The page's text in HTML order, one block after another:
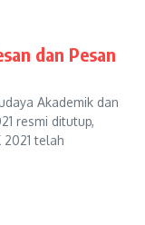
dan Pesan
Akademik dan
resmi ditutup,
2021 telah